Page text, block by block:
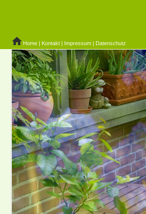
Home | Kontakt | Impressum | Datenschutz